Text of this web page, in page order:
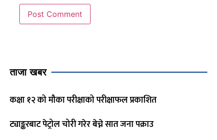
ताजा खबर
कक्षा १२ को मौका परीक्षाको परीक्षाफल प्रकाशित
ट्याङ्करबाट पेट्रोल चोरी गरेर बेच्ने सात जना पक्राउ